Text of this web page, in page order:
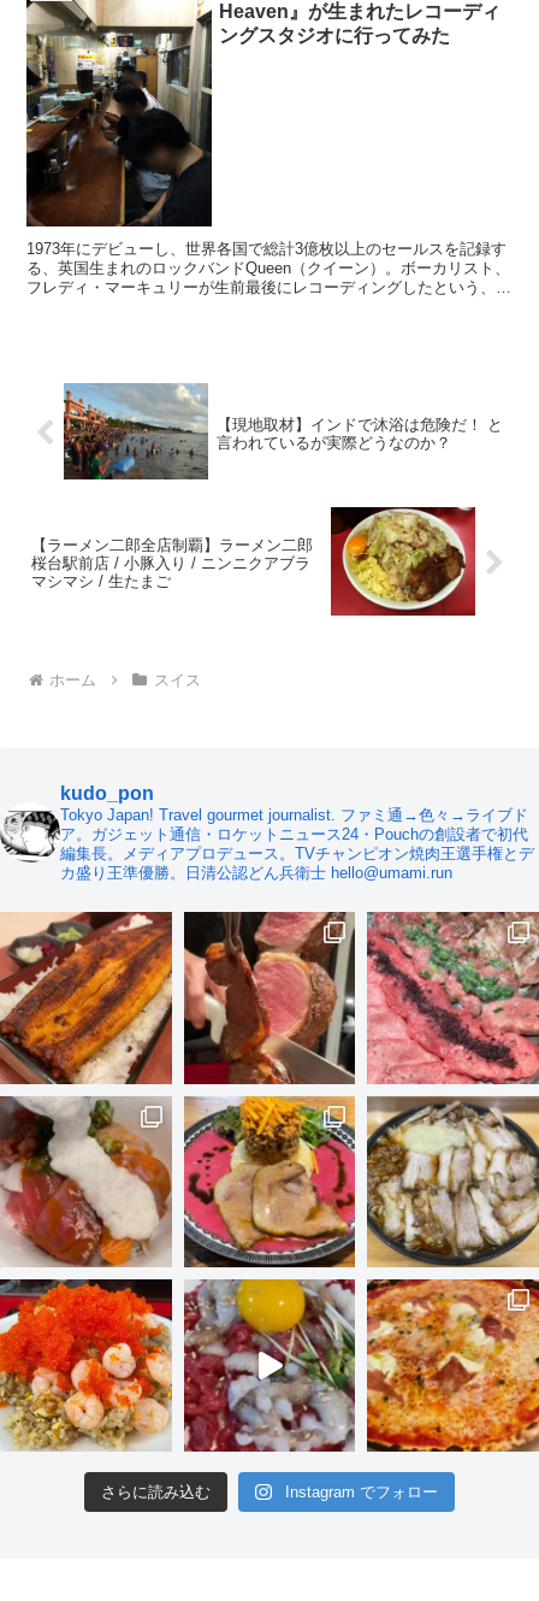
Heaven』が生まれたレコーディ
ングスタジオに行ってみた
1973年にデビューし、世界各国で総計3億枚以上のセールスを記録す
る、英国生まれのロックバンドQueen（クイーン）。ボーカリスト、
フレディ・マーキュリーが生前最後にレコーディングしたという、
【現地取材】インドで沐浴は危険だ！ と
言われているが実際どうなのか？
【ラーメン二郎全店制覇】ラーメン二郎
桜台駅前店 / 小豚入り / ニンニクアブラ
マシマシ / 生たまご
ホーム スイス
kudo_pon
Tokyo Japan! Travel gourmet journalist. ファミ通→色々→ライブド
ア。ガジェット通信・ロケットニュース24・Pouchの創設者で初代
編集長。メディアプロデュース。TVチャンピオン焼肉王選手権とデ
カ盛り王準優勝。日清公認どん兵衛士 hello@umami.run
さらに読み込む Instagram でフォロー